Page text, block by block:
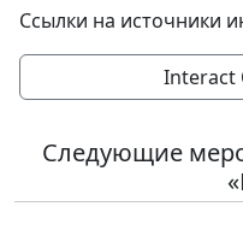
Ссылки на источники
Interact
Следующие